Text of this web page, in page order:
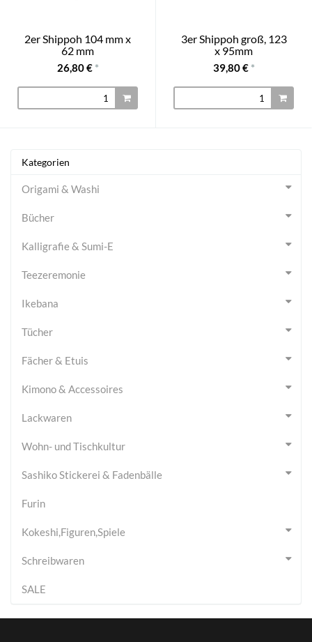
2er Shippoh 104 mm x
62 mm
26,80 € *
3er Shippoh groß, 123
x 95mm
39,80 € *
Kategorien
Origami & Washi
Bücher
Kalligrafie & Sumi-E
Teezeremonie
Ikebana
Tücher
Fächer & Etuis
Kimono & Accessoires
Lackwaren
Wohn- und Tischkultur
Sashiko Stickerei & Fadenbälle
Furin
Kokeshi,Figuren,Spiele
Schreibwaren
SALE